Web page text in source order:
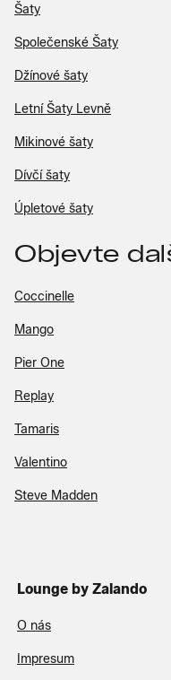
Šaty
Společenské Šaty
Džínové šaty
Letní Šaty Levně
Mikinové šaty
Dívčí šaty
Úpletové šaty
Objevte
Coccinelle
Mango
Pier One
Replay
Tamaris
Valentino
Steve Madden
Lounge by Zalando
O nás
Impresum